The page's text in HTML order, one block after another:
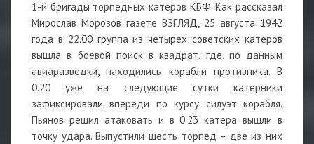
1-й бригады торпедных катеров КБФ. Как рассказал
Мирослав Морозов газете ВЗГЛЯД, 25 августа 1942
года в 22.00 группа из четырех советских катеров
вышла в боевой поиск в квадрат, где, по данным
авиаразведки, находились корабли противника. В
0.20 уже на следующие сутки катерники
зафиксировали впереди по курсу силуэт корабля.
Пьянов решил атаковать и в 0.23 катера вышли в
точку удара. Выпустили шесть торпед – две из них